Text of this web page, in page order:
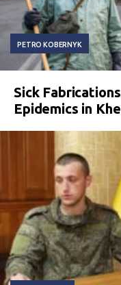
PETRO KOBERNYK
Sick
Epidemics in